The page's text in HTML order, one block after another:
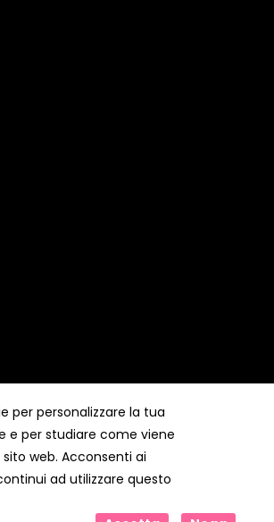
Cloud SolutionbySTUDIO
per personalizzare la tua
e per studiare come viene
web. Acconsenti ai
ad utilizzare questo